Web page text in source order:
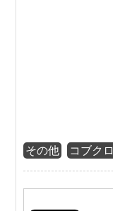
その他 コブクロ